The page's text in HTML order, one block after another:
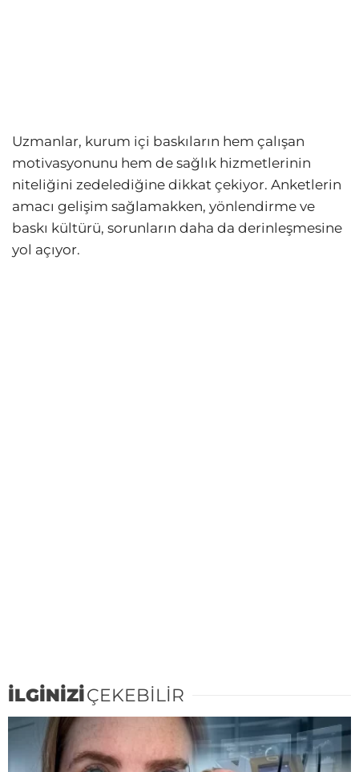
Uzmanlar, kurum içi baskıların hem çalışan
motivasyonunu hem de sağlık hizmetlerinin
niteliğini zedelediğine dikkat çekiyor. Anketlerin
amacı gelişim sağlamakken, yönlendirme ve
baskı kültürü, sorunların daha da derinleşmesine
yol açıyor.
İLGİNİZİÇEKEBİLİR